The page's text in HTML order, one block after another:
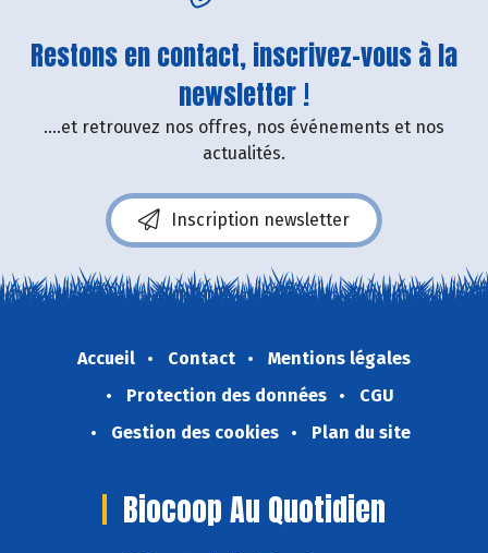
Restons en contact, inscrivez-vous à la
newsletter !
....et retrouvez nos offres, nos événements et nos
actualités.
Inscription newsletter
Accueil Contact
Mentions légales
Protection des données
CGU
Gestion des cookies
Plan du site
Biocoop Au Quotidien